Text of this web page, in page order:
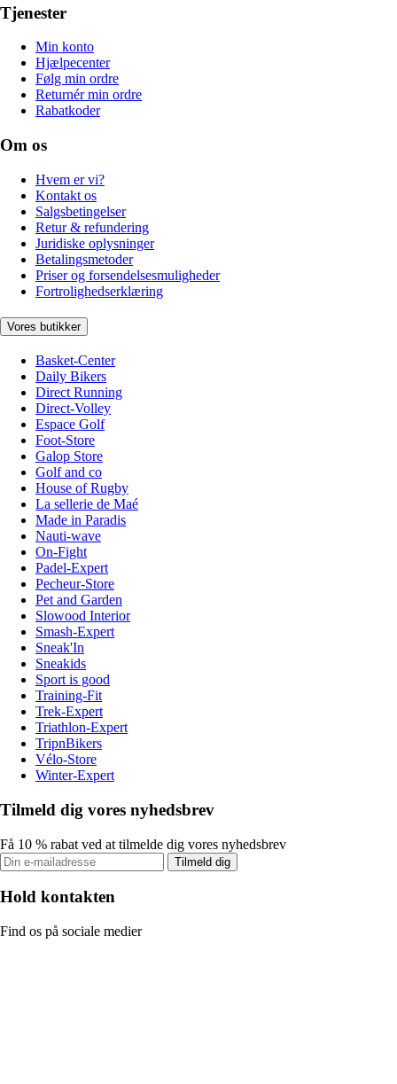
Tjenester
Min konto
Hjælpecenter
Følg min ordre
Returnér min ordre
Rabatkoder
Om os
Hvem er vi?
Kontakt os
Salgsbetingelser
Retur & refundering
Juridiske oplysninger
Betalingsmetoder
Priser og forsendelsesmuligheder
Fortrolighedserklæring
Vores butikker
Basket-Center
Daily Bikers
Direct Running
Direct-Volley
Espace Golf
Foot-Store
Galop Store
Golf and co
House of Rugby
La sellerie de Maé
Made in Paradis
Nauti-wave
On-Fight
Padel-Expert
Pecheur-Store
Pet and Garden
Slowood Interior
Smash-Expert
Sneak'In
Sneakids
Sport is good
Training-Fit
Trek-Expert
Triathlon-Expert
TripnBikers
Vélo-Store
Winter-Expert
Tilmeld dig vores nyhedsbrev
Få 10 % rabat ved at tilmelde dig vores nyhedsbrev
Tilmeld dig
Hold kontakten
Find os på sociale medier